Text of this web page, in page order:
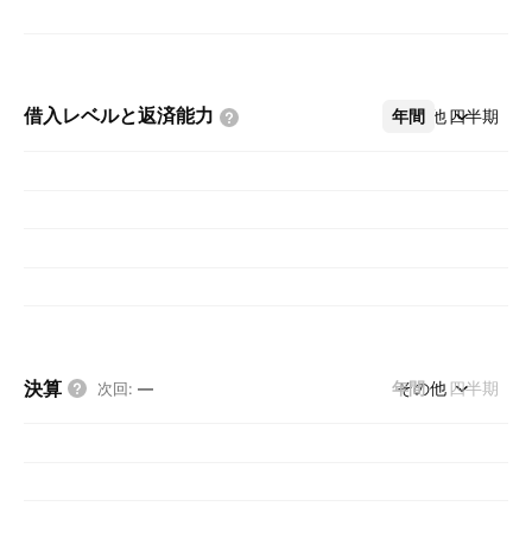
借入レベルと返済能力 年間 四半期
その他
決算 次回: — 年間 四半期
その他